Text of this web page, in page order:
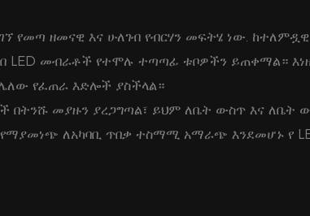
ዘመናዊ እና ሁለገብ የብርሃን መፍትሄ ነው. ከተለምዷዊ
LED መብራቶች የተሞሉ ተጣጣፊ ቱቦዎችን ይጠቀማል።
የፈጠራ እድሎች ያስችላል።
በትንሹ መያዙን ያረጋግጣል፣ ይህም ለቤት ውስጥ እና
ለአካባቢ ጥበቃ ተስማሚ አማራጭ እንደመሆኑ የ